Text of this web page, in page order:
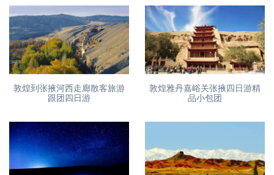
敦煌到张掖河西走廊散客旅游
跟团四日游
敦煌雅丹嘉峪关张掖四日游精
品小包团